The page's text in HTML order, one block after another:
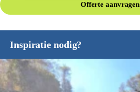
Offerte aanvragen
Inspiratie nodig?